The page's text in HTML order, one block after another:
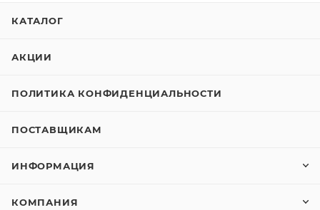
КАТАЛОГ
АКЦИИ
ПОЛИТИКА КОНФИДЕНЦИАЛЬНОСТИ
ПОСТАВЩИКАМ
ИНФОРМАЦИЯ
КОМПАНИЯ